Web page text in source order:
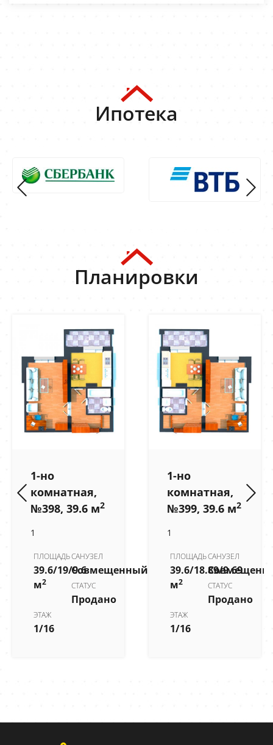
Ипотека
Планировки
1-но
комнатная,
№398, 39.6 м2
1
ПЛОЩАДЬ
39.6/19/9.6
м2
САНУЗЕЛ
Совмещенный
СТАТУС
Продано
ЭТАЖ
1/16
1-но
комнатная,
№399, 39.6 м2
1
ПЛОЩАДЬ
39.6/18.89/9.69
м2
САНУЗЕЛ
СТАТУС
Продано
ЭТАЖ
1/16